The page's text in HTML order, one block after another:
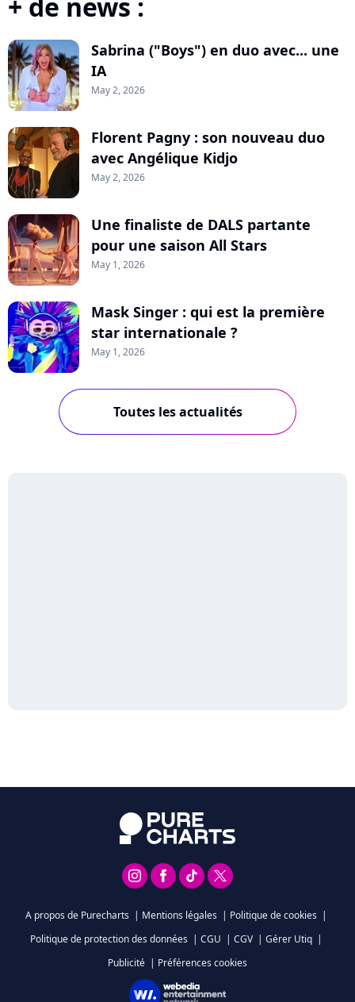
Sabrina ("Boys") en duo avec... une
IA
May 2, 2026
Florent Pagny : son nouveau duo
avec Angélique Kidjo
May 2, 2026
Une finaliste de DALS partante
pour une saison All Stars
May 1, 2026
Mask Singer : qui est la première
star internationale ?
May 1, 2026
Toutes les actualités
A propos de Purecharts | Mentions légales | Politique de cookies |
Politique de protection des données | CGU | CGV | Gérer Utiq |
Publicité | Préférences cookies